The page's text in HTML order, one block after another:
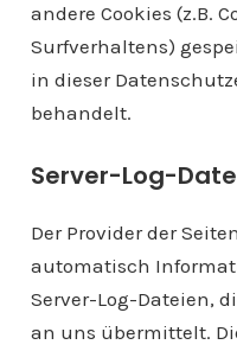
andere Cookies (z.B.
Surfverhaltens)
in dieser
behandelt.
Server-Log-
Der Provider der
automatisch
Server-Log-Dateien,
an uns übermittelt.